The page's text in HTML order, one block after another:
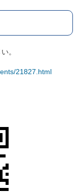
。
21827.html